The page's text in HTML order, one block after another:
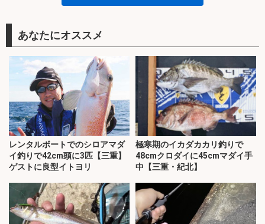
あなたにオススメ
レンタルボートでのシロアマダ
イ釣りで42cm頭に3匹【三重】
ゲストに良型イトヨリ
極寒期のイカダカカリ釣りで
48cmクロダイに45cmマダイ手
中【三重・紀北】